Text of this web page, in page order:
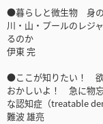
●暮らしと微生物 身
川・山・プールのレジ
るのか
伊東 完
●ここが知りたい！ 欲
おかしいよ！ 急に物
な認知症（treatable
難波 雄亮